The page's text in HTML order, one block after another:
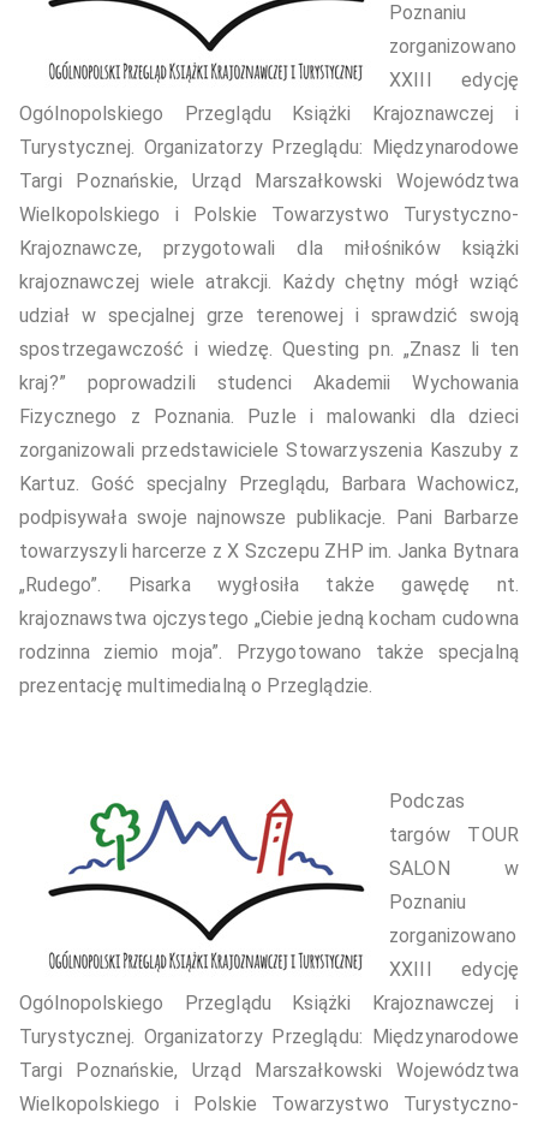
Poznaniu
zorganizowano
XXIII edycję
Ogólnopolskiego Przeglądu Książki Krajoznawczej i
Turystycznej. Organizatorzy Przeglądu: Międzynarodowe
Targi Poznańskie, Urząd Marszałkowski Województwa
Wielkopolskiego i Polskie Towarzystwo Turystyczno-
Krajoznawcze, przygotowali dla miłośników książki
krajoznawczej wiele atrakcji. Każdy chętny mógł wziąć
udział w specjalnej grze terenowej i sprawdzić swoją
spostrzegawczość i wiedzę. Questing pn. „Znasz li ten
kraj?” poprowadzili studenci Akademii Wychowania
Fizycznego z Poznania. Puzle i malowanki dla dzieci
zorganizowali przedstawiciele Stowarzyszenia Kaszuby z
Kartuz. Gość specjalny Przeglądu, Barbara Wachowicz,
podpisywała swoje najnowsze publikacje. Pani Barbarze
towarzyszyli harcerze z X Szczepu ZHP im. Janka Bytnara
„Rudego”. Pisarka wygłosiła także gawędę nt.
krajoznawstwa ojczystego „Ciebie jedną kocham cudowna
rodzinna ziemio moja”. Przygotowano także specjalną
prezentację multimedialną o Przeglądzie.
Podczas
targów TOUR
SALON w
Poznaniu
zorganizowano
XXIII edycję
Ogólnopolskiego Przeglądu Książki Krajoznawczej i
Turystycznej. Organizatorzy Przeglądu: Międzynarodowe
Targi Poznańskie, Urząd Marszałkowski Województwa
Wielkopolskiego i Polskie Towarzystwo Turystyczno-